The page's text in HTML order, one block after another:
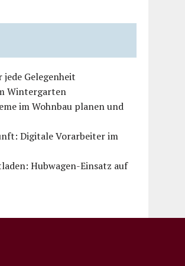
Gelegenheit
Wintergarten
im Wohnbau planen und
Digitale Vorarbeiter im
Hubwagen-Einsatz auf